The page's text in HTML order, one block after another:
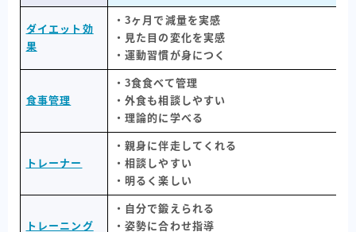
ダイエット効
果
・3ヶ月で減量を実感
・見た目の変化を実感
・運動習慣が身につく
食事管理
・3食食べて管理
・外食も相談しやすい
・理論的に学べる
トレーナー
・親身に伴走してくれる
・相談しやすい
・明るく楽しい
トレーニング
・自分で鍛えられる
・姿勢に合わせ指導